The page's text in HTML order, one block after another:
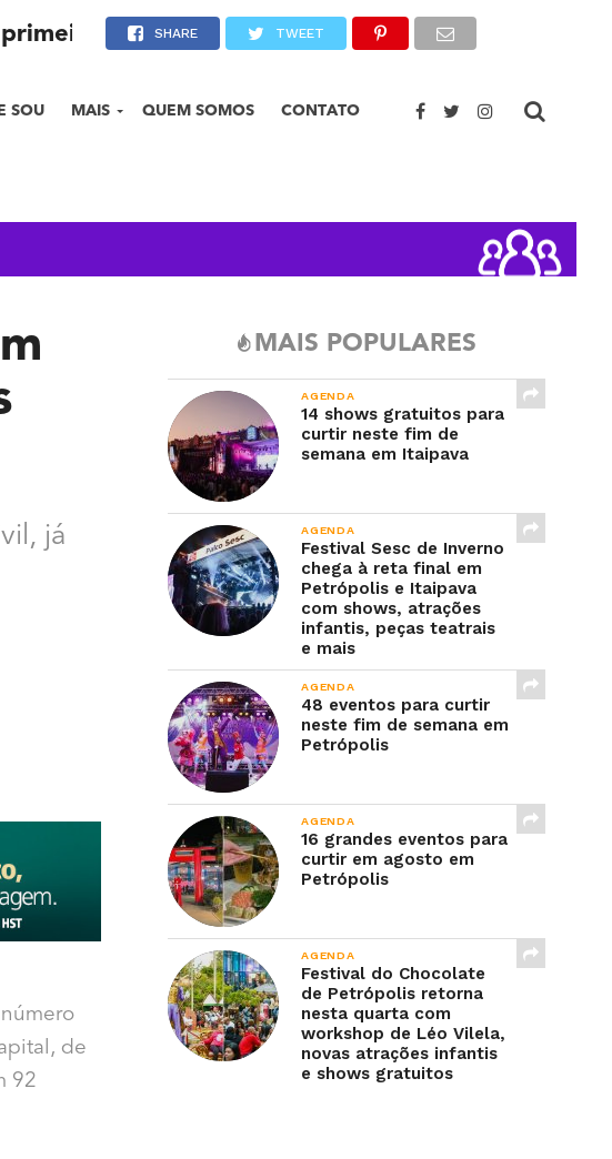
SOU MAIS QUEM SOMOS CONTATO
meses de 2023
SHARE TWEET
já
de
92
MAIS POPULARES
AGENDA
14 shows gratuitos para
curtir neste fim de
semana em Itaipava
AGENDA
Festival Sesc de Inverno
chega à reta final em
Petrópolis e Itaipava
com shows, atrações
infantis, peças teatrais
e mais
AGENDA
48 eventos para curtir
neste fim de semana em
Petrópolis
AGENDA
16 grandes eventos para
curtir em agosto em
Petrópolis
AGENDA
Festival do Chocolate
de Petrópolis retorna
nesta quarta com
workshop de Léo Vilela,
novas atrações infantis
e shows gratuitos